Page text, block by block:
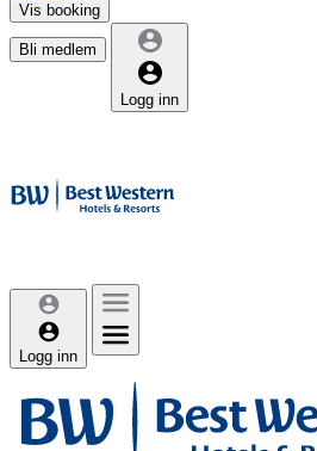
Vis booking
Bli medlem
Logg inn
Logg inn